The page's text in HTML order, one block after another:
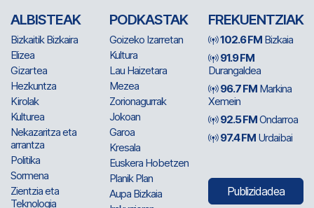
ALBISTEAK
Bizkaitik Bizkaira
Elizea
Gizartea
Hezkuntza
Kirolak
Kulturea
Nekazaritza eta
arrantza
Politika
Sormena
Zientzia eta
Teknologia
PODKASTAK
Goizeko Izarretan
Kultura
Lau Haizetara
Mezea
Zorionagurrak
Jokoan
Garoa
Kresala
Euskera Hobetzen
Planik Plan
Aupa Bizkaia
FREKUENTZIAK
102.6 FM Bizkaia
91.9 FM
Durangaldea
96.7 FM Markina
Xemein
92.5 FMOndarroa
97.4 FM Urdaibai
Publizidadea